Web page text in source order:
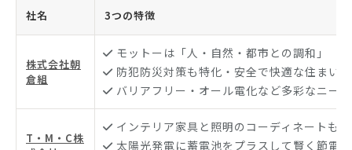
社名 3つの特徴
株式会社朝
倉組
モットーは「人・自然・都市との調和」
防犯防災対策も特化・安全で快適な住まい
バリアフリー・オール電化など多彩なニー
T・M・C株
インテリア家具と照明のコーディネートも
太陽光発電に蓄電池をプラスして賢く節電